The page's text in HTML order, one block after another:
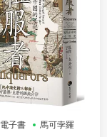
電子書 馬可孛羅